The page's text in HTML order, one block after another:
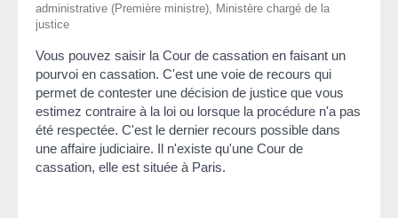
administrative (Première ministre), Ministère chargé de la
justice
Vous pouvez saisir la Cour de cassation en faisant un
pourvoi en cassation. C'est une voie de recours qui
permet de contester une décision de justice que vous
estimez contraire à la loi ou lorsque la procédure n'a pas
été respectée. C'est le dernier recours possible dans
une affaire judiciaire. Il n'existe qu'une Cour de
cassation, elle est située à Paris.